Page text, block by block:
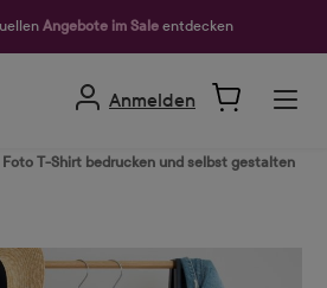
Angebote im Sale entdecken
Anmelden
Foto T-Shirt bedrucken und selbst gestalten